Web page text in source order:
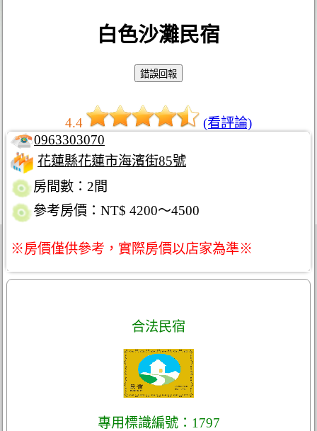
白色沙灘民宿
4.4
(看評論)
0963303070
花蓮縣花蓮市海濱街85號
房間數：2間
參考房價：NT$ 4200～4500
※房價僅供參考，實際房價以店家為準※
合法民宿
專用標識編號：1797